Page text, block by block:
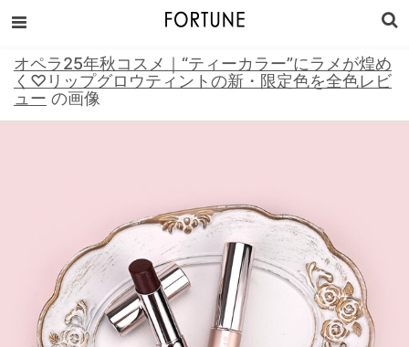
オペラ25年秋コスメ｜“ティーカラー”にラメが煌め
く♡リップグロウティントの新・限定色を全色レビ
ュー の画像